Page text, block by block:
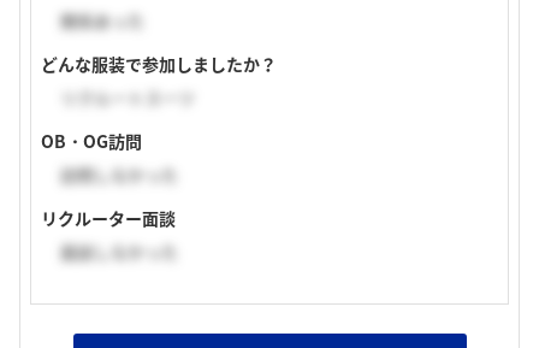
関係あった
どんな服装で参加しましたか？
リクルートスーツ
OB・OG訪問
訪問しなかった
リクルーター面談
面談しなかった